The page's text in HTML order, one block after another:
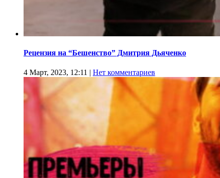
Рецензия на “Бешенство” Дмитрия Дьяченко
4 Март, 2023, 12:11 | Нет комментариев